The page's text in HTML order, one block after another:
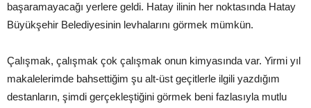
başaramayacağı yerlere geldi. Hatay ilinin her noktasında Hatay
Büyükşehir Belediyesinin levhalarını görmek mümkün.
Çalışmak, çalışmak çok çalışmak onun kimyasında var. Yirmi yıl
makalelerimde bahsettiğim şu alt-üst geçitlerle ilgili yazdığım
destanların, şimdi gerçekleştiğini görmek beni fazlasıyla mutlu